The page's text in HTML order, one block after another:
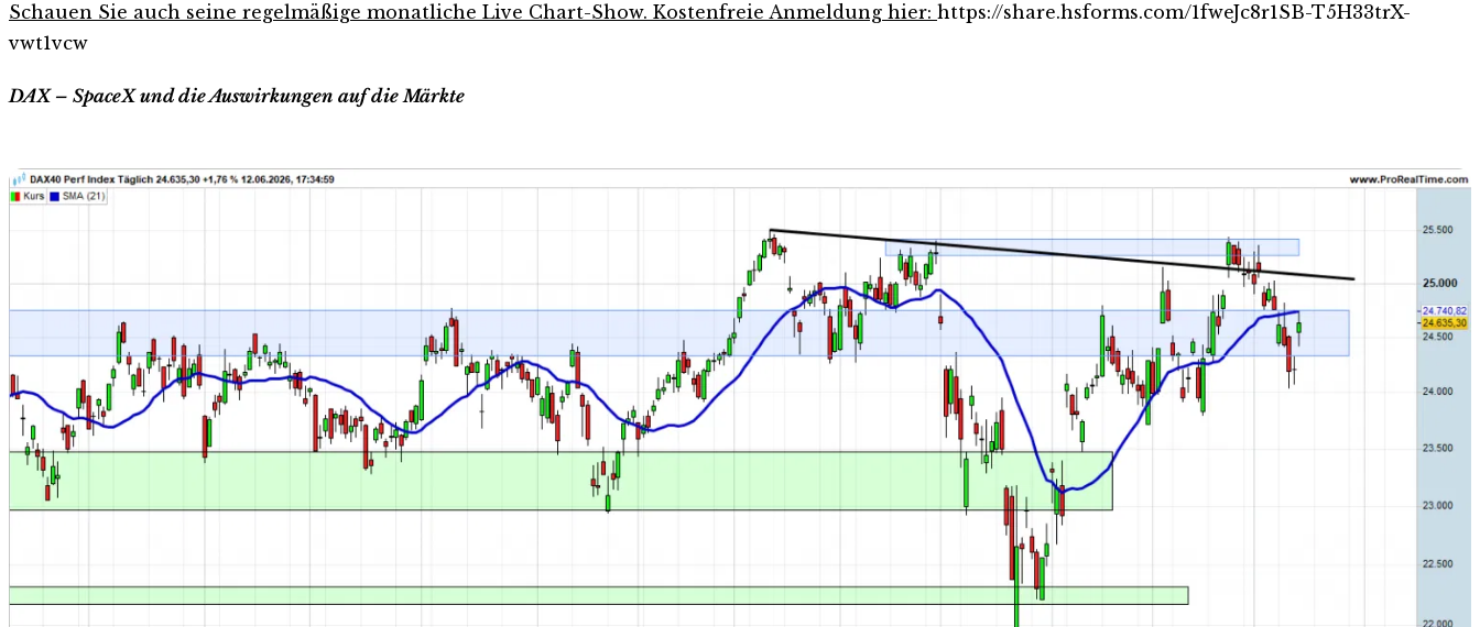
Schauen Sie auch seine regelmäßige monatliche Live Chart-Show. Kostenfreie Anmeldung hier: https://share.hsforms.com/1fweJc8r1SB-T5H33trX-
vwt1vcw
DAX – SpaceX und die Auswirkungen auf die Märkte